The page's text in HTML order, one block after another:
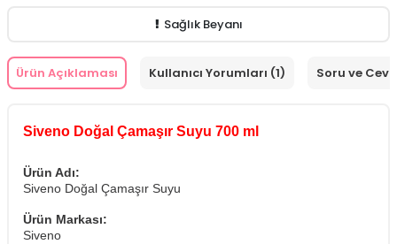
Sağlık Beyanı
Ürün Açıklaması Kullanıcı Yorumları (1) Soru ve
Siveno Doğal Çamaşır Suyu 700 ml
Ürün Adı:
Siveno Doğal Çamaşır Suyu
Ürün Markası:
Siveno